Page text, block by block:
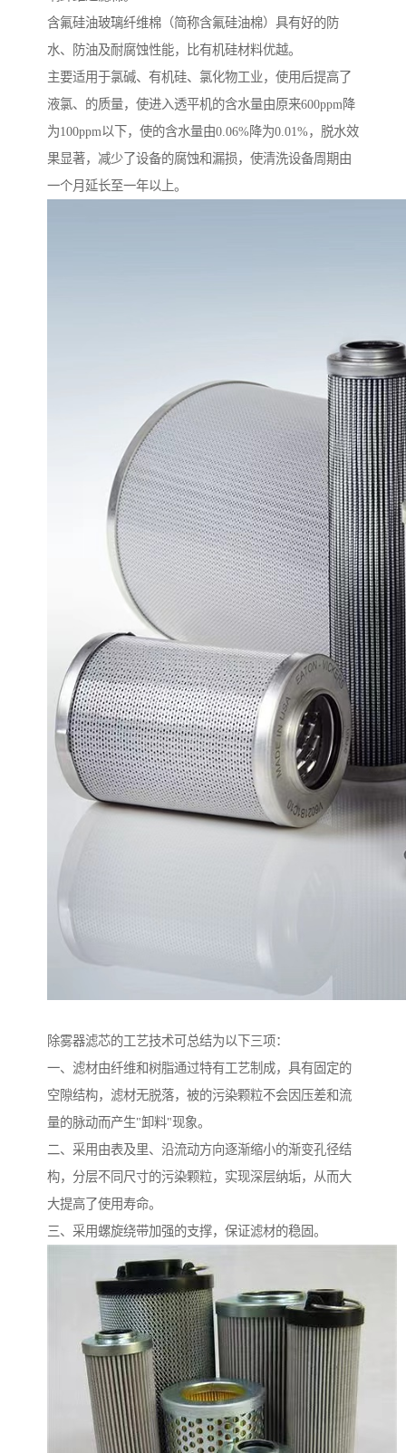
含氟硅油玻璃纤维棉（简称含氟硅油棉）具有好的防
水、防油及耐腐蚀性能，比有机硅材料优越。
主要适用于氯碱、有机硅、氯化物工业，使用后提高了
液氯、的质量，使进入透平机的含水量由原来600ppm降
为100ppm以下，使的含水量由0.06%降为0.01%，脱水效
果显著，减少了设备的腐蚀和漏损，使清洗设备周期由
一个月延长至一年以上。
除雾器滤芯的工艺技术可总结为以下三项：
一、滤材由纤维和树脂通过特有工艺制成，具有固定的
空隙结构，滤材无脱落，被的污染颗粒不会因压差和流
量的脉动而产生"卸料"现象。
二、采用由表及里、沿流动方向逐渐缩小的渐变孔径结
构，分层不同尺寸的污染颗粒，实现深层纳垢，从而大
大提高了使用寿命。
三、采用螺旋绕带加强的支撑，保证滤材的稳固。